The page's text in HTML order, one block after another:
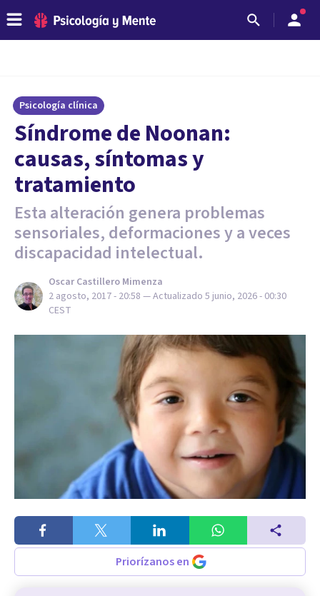
Psicología clínica
Síndrome de Noonan:
causas, síntomas y
tratamiento
Esta alteración genera problemas
sensoriales, deformaciones y a veces
discapacidad intelectual.
Oscar Castillero Mimenza
2 agosto, 2017 - 20:58 — Actualizado 5 junio, 2026 - 00:30
CEST
Priorízanos en